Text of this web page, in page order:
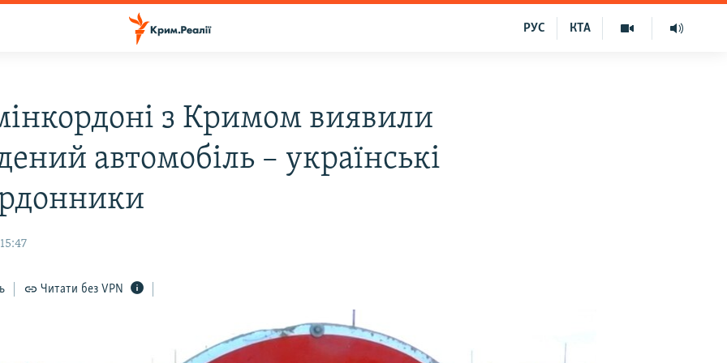
КТА
РУС
з Кримом виявили
автомобіль – українські
Читати без VPN